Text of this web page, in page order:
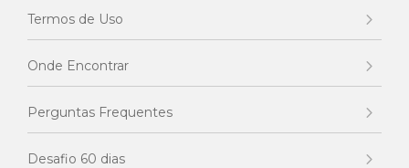
Termos de Uso
Onde Encontrar
Perguntas Frequentes
Desafio 60 dias